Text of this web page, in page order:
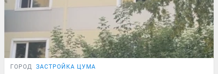
ГОРОД ЗАСТРОЙКА ЦУМА